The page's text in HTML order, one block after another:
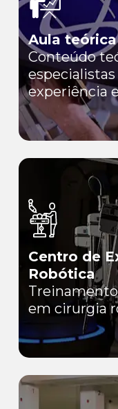
Aula teórica
Conteúdo
experiência
Centro de
Robótica
em cirurgia